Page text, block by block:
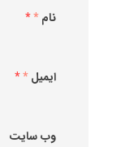
نام*
ایمیل*
وب‌ سایت